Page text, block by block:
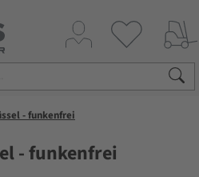
- funkenfrei
- funkenfrei